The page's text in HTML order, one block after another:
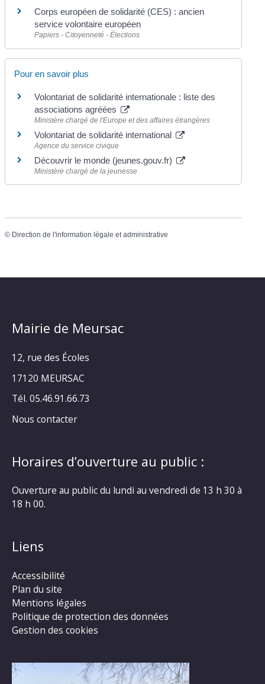
Corps européen de solidarité (CES) : ancien
service volontaire européen
Papiers - Citoyenneté - Élections
Pour en savoir plus
Volontariat de solidarité internationale : liste des
associations agréées
Ministère chargé de l'Europe et des affaires étrangères
Volontariat de solidarité international
Agence du service civique
Découvrir le monde (jeunes.gouv.fr)
Ministère chargé de la jeunesse
© Direction de l'information légale et administrative
Mairie de Meursac
12, rue des Écoles
17120 MEURSAC
Tél. 05.46.91.66.73
Nous contacter
Horaires d’ouverture au public :
Ouverture au public du lundi au vendredi de 13 h 30 à
18 h 00.
Liens
Accessibilité
Plan du site
Mentions légales
Politique de protection des données
Gestion des cookies